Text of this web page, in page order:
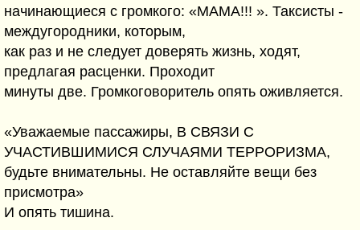
начинающиеся с громкого: «МАМА!!! ». Таксисты -
междугородники, которым,
как раз и не следует доверять жизнь, ходят,
предлагая расценки. Проходит
минуты две. Громкоговоритель опять оживляется.
«Уважаемые пассажиры, В СВЯЗИ С
УЧАСТИВШИМИСЯ СЛУЧАЯМИ ТЕРРОРИЗМА,
будьте внимательны. Не оставляйте вещи без
присмотра»
И опять тишина.